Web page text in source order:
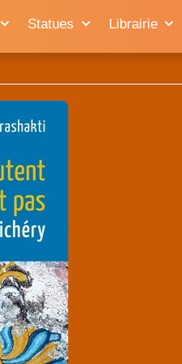
Statues Librairie